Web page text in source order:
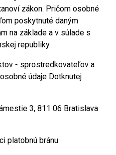
zákon. Pričom osobné
poskytnuté daným
na základe a v súlade s
republiky.
- sprostredkovateľov a
údaje Dotknutej
3, 811 06 Bratislava
platobnú bránu